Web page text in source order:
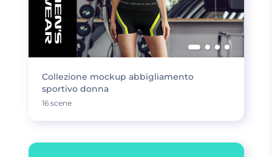
Collezione mockup abbigliamento
sportivo donna
16 scene